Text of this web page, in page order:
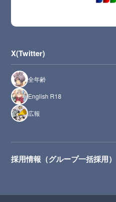
X(Twitter)
全年齢
English R18
広報
採用情報（グループ一括採用）